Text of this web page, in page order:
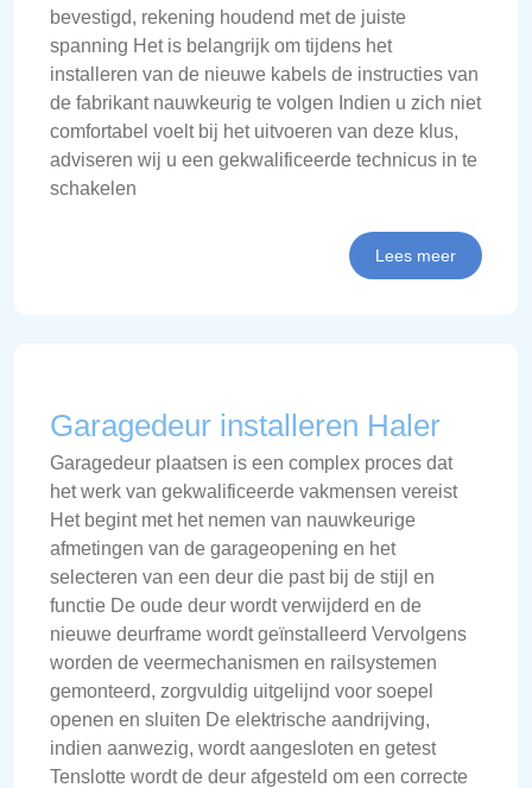
bevestigd, rekening houdend met de juiste
spanning Het is belangrijk om tijdens het
installeren van de nieuwe kabels de instructies van
de fabrikant nauwkeurig te volgen Indien u zich niet
comfortabel voelt bij het uitvoeren van deze klus,
adviseren wij u een gekwalificeerde technicus in te
schakelen
Lees meer
Garagedeur installeren Haler
Garagedeur plaatsen is een complex proces dat
het werk van gekwalificeerde vakmensen vereist
Het begint met het nemen van nauwkeurige
afmetingen van de garageopening en het
selecteren van een deur die past bij de stijl en
functie De oude deur wordt verwijderd en de
nieuwe deurframe wordt geïnstalleerd Vervolgens
worden de veermechanismen en railsystemen
gemonteerd, zorgvuldig uitgelijnd voor soepel
openen en sluiten De elektrische aandrijving,
indien aanwezig, wordt aangesloten en getest
Tenslotte wordt de deur afgesteld om een correcte